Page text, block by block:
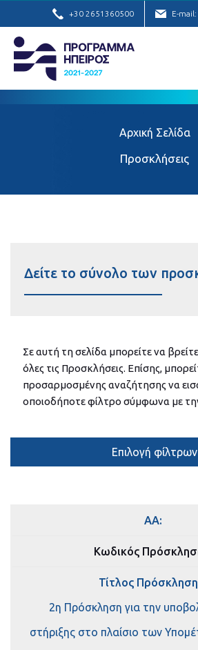
+30 2651360500 E-
Αρχική Σελίδα
Προσκλήσεις
Δείτε το σύνολο των
Σε αυτή τη σελίδα μπορείτε να
όλες τις Προσκλήσεις. Επίσης,
προσαρμοσμένης αναζήτησης να
οποιοδήποτε φίλτρο σύμφωνα με
Επιλογή φίλτρων
ΑΑ:
Κωδικός
Τίτλος
2η Πρόσκληση για την
στήριξης στο πλαίσιο των